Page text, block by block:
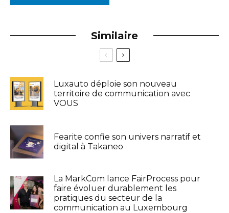
Similaire
Luxauto déploie son nouveau
territoire de communication avec
VOUS
Fearite confie son univers narratif et
digital à Takaneo
La MarkCom lance FairProcess pour
faire évoluer durablement les
pratiques du secteur de la
communication au Luxembourg